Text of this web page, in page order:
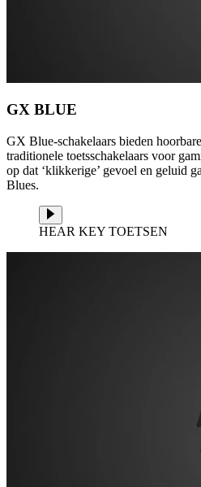
GX BLUE
GX Blue-schakelaars bieden
traditionele toetsschakelaars voor
op dat ‘klikkerige’ gevoel en geluid
Blues.
HEAR KEY TOETSEN